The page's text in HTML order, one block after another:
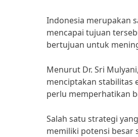
Indonesia merupakan
mencapai tujuan
bertujuan untuk
Menurut Dr. Sri
menciptakan stabilitas
perlu memperhatikan
Salah satu strategi
memiliki potensi besar